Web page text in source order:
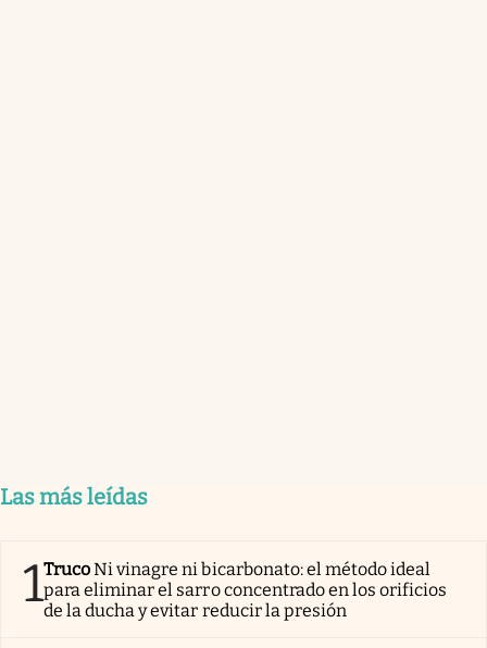
Las más leídas
1TrucoNi vinagre ni bicarbonato: el método ideal
para eliminar el sarro concentrado en los orificios
de la ducha y evitar reducir la presión